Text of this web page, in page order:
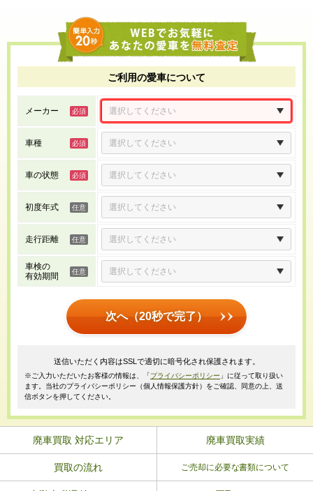
ご利用の愛車について
メーカー
車種
車の状態
初度年式
走行距離
車検の
有効期間
次へ（20秒で完了）
送信いただく内容はSSLで適切に暗号化され保護されます。
※ご入力いただいたお客様の情報は、「プライバシーポリシー 」に従って取り扱い
ます。当社のプライバシーポリシー（個人情報保護方針）をご確認、同意の上、送
信ボタンを押してください。
廃車買取 対応エリア 廃車買取実績
買取の流れ ご売却に必要な書類について